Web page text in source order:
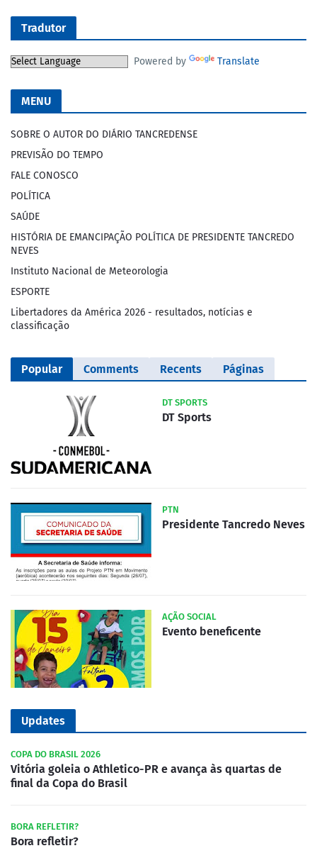
Tradutor
Powered by Translate
MENU
SOBRE O AUTOR DO DIÁRIO TANCREDENSE
PREVISÃO DO TEMPO
FALE CONOSCO
POLÍTICA
SAÚDE
HISTÓRIA DE EMANCIPAÇÃO POLÍTICA DE PRESIDENTE TANCREDO
NEVES
Instituto Nacional de Meteorologia
ESPORTE
Libertadores da América 2026 - resultados, notícias e
classificação
Popular Comments Recents Páginas
DT SPORTS
DT Sports
PTN
Presidente Tancredo Neves
AÇÃO SOCIAL
Evento beneficente
Updates
COPA DO BRASIL 2026
Vitória goleia o Athletico-PR e avança às quartas de
final da Copa do Brasil
BORA REFLETIR?
Bora refletir?